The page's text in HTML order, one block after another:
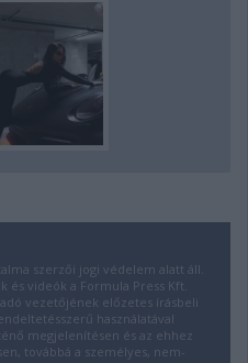
szerzői jogi védelem alatt áll.
videók a Formula Press Kft.
vezetőjének előzetes írásbeli
használatával
megjelenítésen és az ehhez
továbbá a személyes, nem-